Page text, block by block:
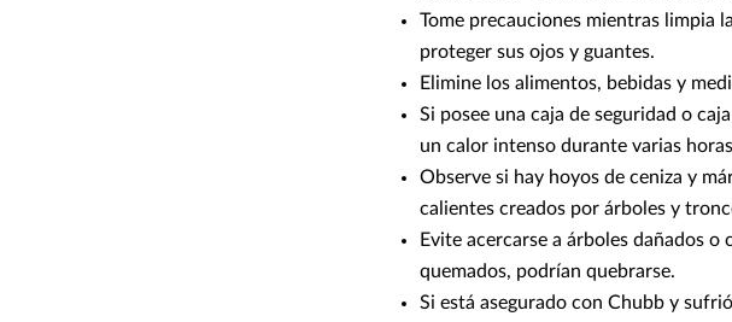
Tome precauciones mientras limpia
proteger sus ojos y guantes.
Elimine los alimentos, bebidas y
Si posee una caja de seguridad o
un calor intenso durante varias
Observe si hay hoyos de ceniza y
calientes creados por árboles y
Evite acercarse a árboles dañados
quemados, podrían quebrarse.
Si está asegurado con Chubb y